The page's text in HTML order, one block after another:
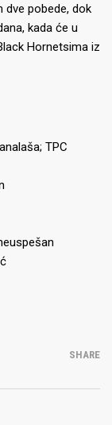
dve pobede, dok
kada će u
Hornetsima iz
TPC
SHARE